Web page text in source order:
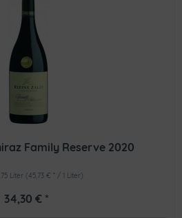
Family Reserve 2020
Liter (45,73 € * / 1 Liter)
34,30 € *